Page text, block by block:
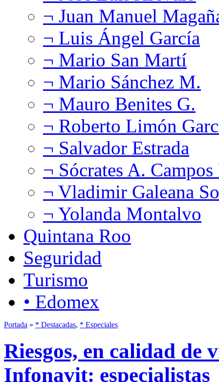
¬ Juan Manuel
¬ Luis Ángel García
¬ Mario San Martí
¬ Mario Sánchez M.
¬ Mauro Benites G.
¬ Roberto Limón
¬ Salvador Estrada
¬ Sócrates A.
¬ Vladimir Galeana
¬ Yolanda Montalvo
Quintana Roo
Seguridad
Turismo
• Edomex
Portada » * Destacadas, * Especiales
Riesgos, en calidad de
Infonavit: especialistas